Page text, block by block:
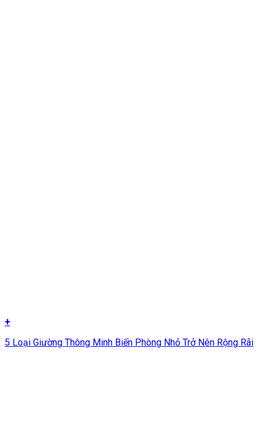
+
5 Loại Giường Thông Minh Biến Phòng Nhỏ Trở Nên Rộng Rãi